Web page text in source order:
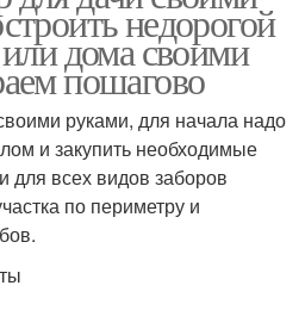
недорогой
дома своими
пошагово
руками, для начала надо
и закупить необходимые
всех видов заборов
по периметру и